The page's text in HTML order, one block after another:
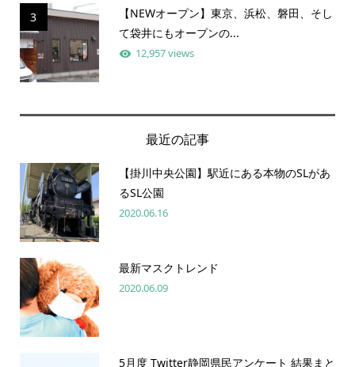
3
【NEWオープン】東京、浜松、磐田、そし
て袋井にもオープンの...
12,957 views
最近の記事
【掛川中央公園】駅近にある本物のSLがあ
るSL公園
2020.06.16
最新マスクトレンド
2020.06.09
5月度 Twitter静岡県民アンケート 結果まと